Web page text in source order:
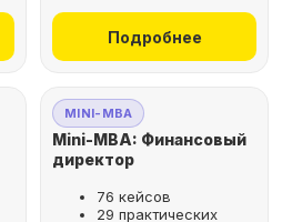
Подробнее
MINI-MBA
Mini-MBA: Финансовый
директор
76 кейсов
29 практических